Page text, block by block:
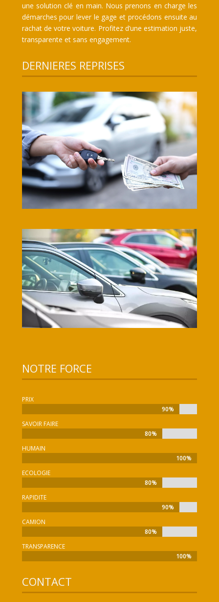
une solution clé en main. Nous prenons en charge les
démarches pour lever le gage et procédons ensuite au
rachat de votre voiture. Profitez d’une estimation juste,
transparente et sans engagement.
DERNIERES REPRISES
NOTRE FORCE
PRIX
90%
90%
SAVOIR FAIRE
80%
80%
HUMAIN
100%
100%
ECOLOGIE
80%
80%
RAPIDITE
90%
90%
CAMION
80%
80%
TRANSPARENCE
100%
100%
CONTACT